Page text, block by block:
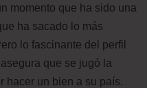
momento que ha sido una
ha sacado lo más
lo fascinante del perfil
que se jugó la
hacer un bien a su país.